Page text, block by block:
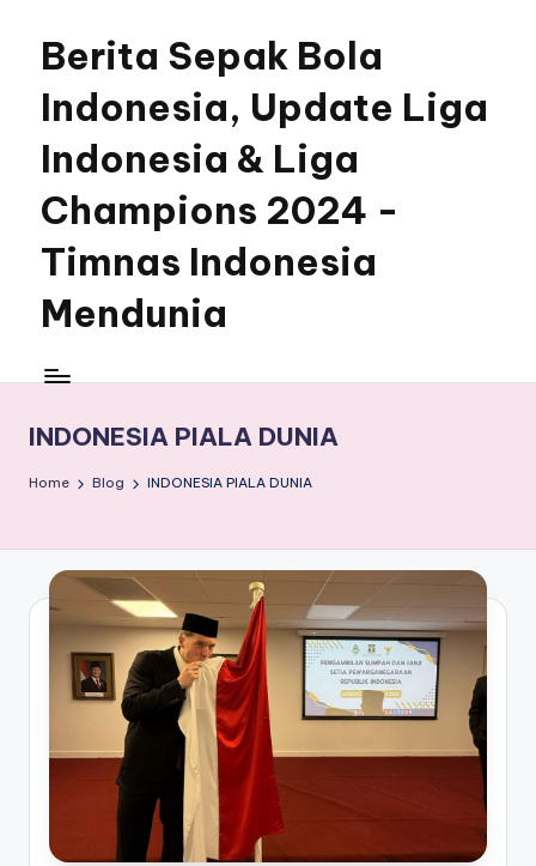
content
Berita Sepak Bola
Indonesia, Update Liga
Indonesia & Liga
Champions 2024 -
Timnas Indonesia
Mendunia
INDONESIA PIALA DUNIA
Home Blog INDONESIA PIALA DUNIA